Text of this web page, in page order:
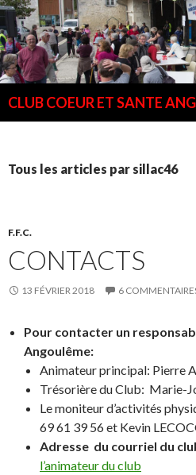
CLUB COEUR ET SANTE
Tous les articles par sillac46
F.F.C.
CONTACTS
13 FÉVRIER 2018 6
Pour contacter un
Angoulême:
Animateur principal: Pierre
Trésorière du Club: Marie-
Le moniteur d’activités
69 61 39 56 et Kevin
Adresse du courriel du
l’animateur du club